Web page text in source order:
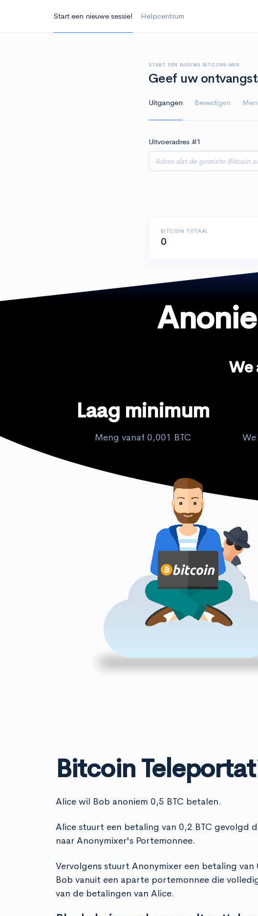
Start een nieuwe sessie! Helpcentrum
START EEN NIEUWE BITCOIN-MIX
Geef uw
Uitgangen Bevestigen
Uitvoeradres #1
BITCOIN TOTAAL
0
We
Laag minimum
Meng vanaf 0,001 BTC
Bitcoin
Alice wil Bob anoniem 0,5 BTC betalen.
Alice stuurt een betaling van 0,2 BTC gevolgd
naar Anonymixer's Portemonnee.
Vervolgens stuurt Anonymixer een betaling van
Bob vanuit een aparte portemonnee die
van de betalingen van Alice.